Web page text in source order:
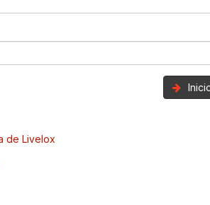
de Livelox